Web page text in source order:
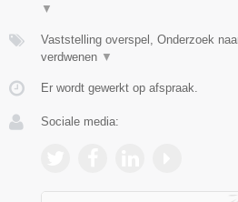
▼
Vaststelling overspel, Onderzoek
verdwenen ▼
Er wordt gewerkt op afspraak.
Sociale media: